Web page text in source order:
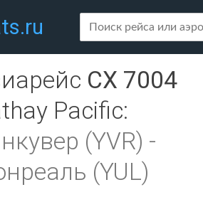
CX 7004
Pacific:
(YVR) -
(YUL)